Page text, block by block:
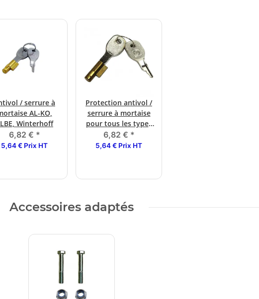
/ serrure à
AL-KO,
Winterhoff
6,82 € *
5,64 € Prix HT
Protection antivol /
serrure à mortaise
pour tous les types
ALBE à partir de
12/1999
6,82 € *
5,64 € Prix HT
Accessoires adaptés